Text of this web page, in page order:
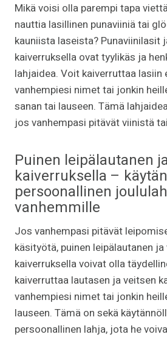
Mikä voisi olla parempi tapa
nauttia lasillinen punaviiniä tai
kauniista laseista? Punaviinilasit
kaiverruksella ovat tyylikäs ja
lahjaidea. Voit kaiverruttaa lasiin
vanhempiesi nimet tai jonkin
sanan tai lauseen. Tämä
jos vanhempasi pitävät viinistä
Puinen leipälautanen
kaiverruksella –
persoonallinen
vanhemmille
Jos vanhempasi pitävät
käsityötä, puinen leipälautanen
kaiverruksella voivat olla
kaiverruttaa lautasen ja veitsen
vanhempiesi nimet tai jonkin
lauseen. Tämä on sekä
persoonallinen lahja, jota he